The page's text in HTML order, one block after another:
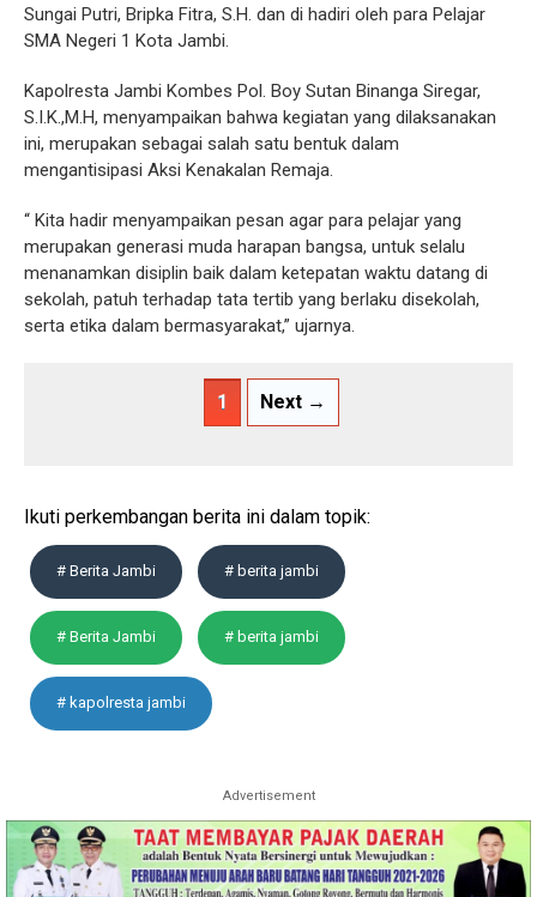
Sungai Putri, Bripka Fitra, S.H. dan di hadiri oleh para Pelajar
SMA Negeri 1 Kota Jambi.
Kapolresta Jambi Kombes Pol. Boy Sutan Binanga Siregar,
S.I.K.,M.H, menyampaikan bahwa kegiatan yang dilaksanakan
ini, merupakan sebagai salah satu bentuk dalam
mengantisipasi Aksi Kenakalan Remaja.
“ Kita hadir menyampaikan pesan agar para pelajar yang
merupakan generasi muda harapan bangsa, untuk selalu
menanamkan disiplin baik dalam ketepatan waktu datang di
sekolah, patuh terhadap tata tertib yang berlaku disekolah,
serta etika dalam bermasyarakat,” ujarnya.
1 Next →
Ikuti perkembangan berita ini dalam topik:
# Berita Jambi # berita jambi
# Berita Jambi # berita jambi
# kapolresta jambi
Advertisement